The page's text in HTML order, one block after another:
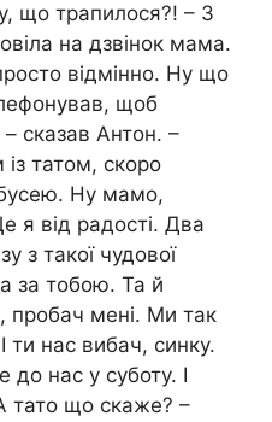
що трапилося?! – З
на дзвінок мама.
відмінно. Ну що
щоб
сказав Антон. –
татом, скоро
Ну мамо,
я від радості. Два
з такої чудової
за тобою. Та й
пробач мені. Ми так
ти нас вибач, синку.
нас у суботу. І
тато що скаже? –